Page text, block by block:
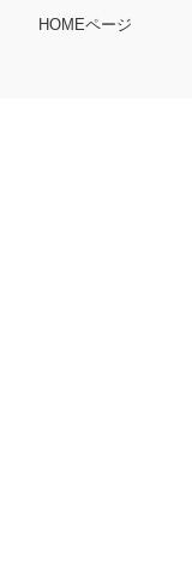
HOMEページ